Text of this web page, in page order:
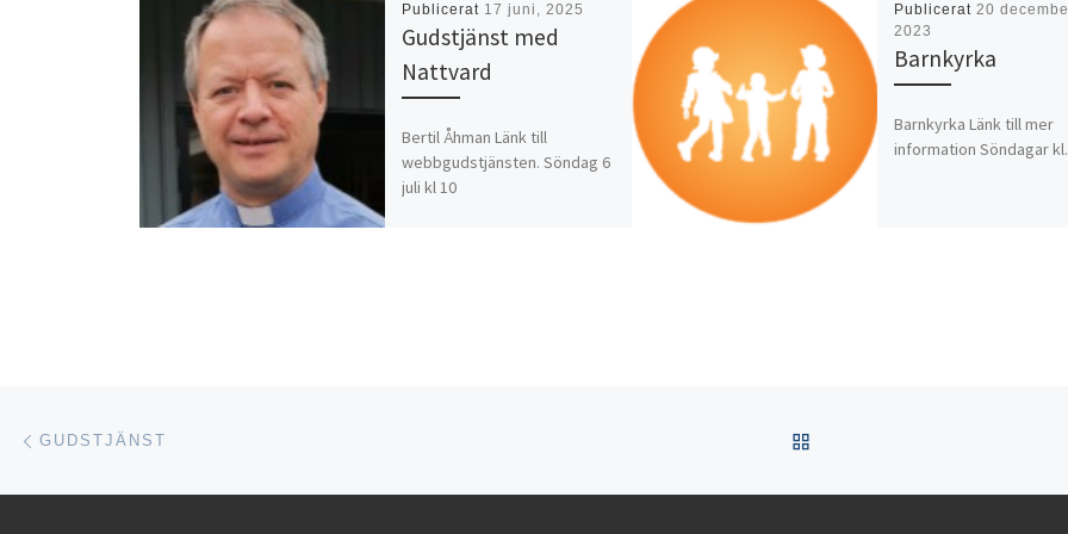
Publicerat 17 juni, 2025
Gudstjänst med
Nattvard
Bertil Åhman Länk till
webbgudstjänsten. Söndag 6
juli kl 10
Publicerat 20
2023
Barnkyrka
Barnkyrka Länk till mer
information Söndagar
Inläggsnavigering
GUDSTJÄNST